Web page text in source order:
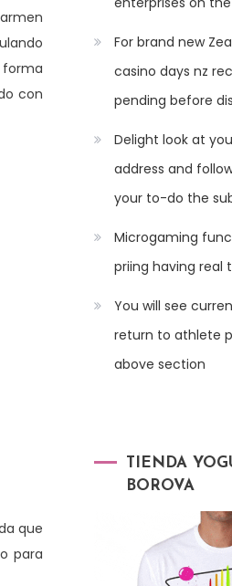
forma
con
que
para
For brand new
casino days nz
pending before
Delight look at
address and
your to-do the
Microgaming
priing having real
You will see
return to athlete
above section
TIENDA
BOROVA